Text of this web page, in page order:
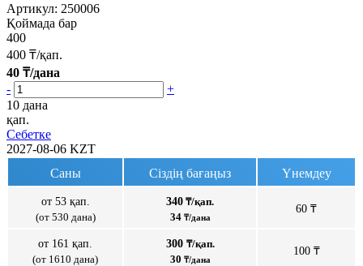
Артикул: 250006
Қоймада бар
400
400 ₸/қап.
40 ₸/дана
-
+
10 дана
қап.
Себетке
2027-08-06 KZT
Саны
Сіздің бағаңыз Үнемдеу
от 53 қап.
(от 530 дана)
340 ₸/қап.
34 ₸/дана
60 ₸
от 161 қап.
(от 1610 дана)
300 ₸/қап.
30 ₸/дана
100 ₸